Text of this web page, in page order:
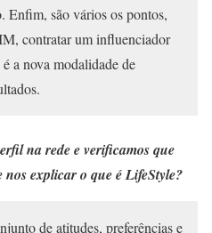
Enfim, são vários os pontos,
contratar um influenciador
a nova modalidade de
na rede e verificamos que
nos explicar o que é LifeStyle?
de atitudes, preferências e